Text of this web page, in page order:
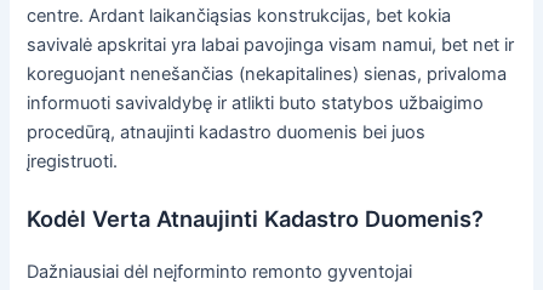
centre. Ardant laikančiąsias konstrukcijas, bet kokia
savivalė apskritai yra labai pavojinga visam namui, bet net ir
koreguojant nenešančias (nekapitalines) sienas, privaloma
informuoti savivaldybę ir atlikti buto statybos užbaigimo
procedūrą, atnaujinti kadastro duomenis bei juos
įregistruoti.
Kodėl Verta Atnaujinti Kadastro Duomenis?
Dažniausiai dėl neįforminto remonto gyventojai